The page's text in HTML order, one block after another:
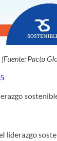
Pacto
liderazgo